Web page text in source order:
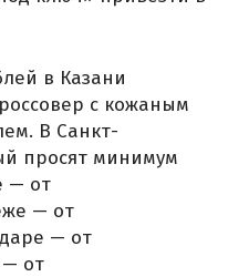
в Казани
с кожаным
В Санкт-
просят минимум
— от
— от
— от
— от